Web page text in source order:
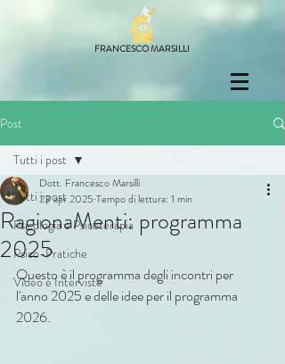
FRANCESCO MARSILLI
Post
Tutti i post
Psicologia e Psicoterapia
Psico-Pratiche
Video e Interviste
Tutti i post
RagionaMenti: programma
2025
Dott. Francesco Marsilli
23 apr 2025 Tempo di lettura: 1 min
Questo è il programma degli incontri per
l'anno 2025 e delle idee per il programma
2026.